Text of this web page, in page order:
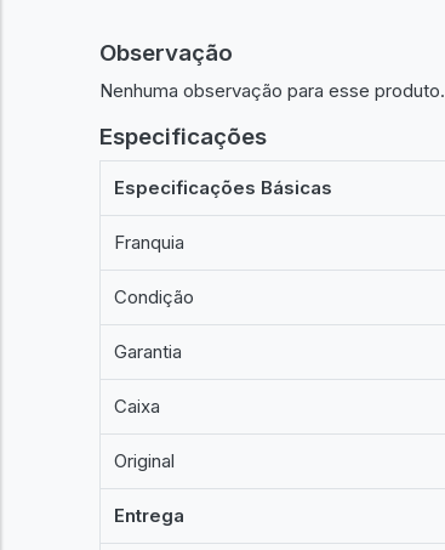
Observação
Nenhuma observação para esse produto.
Especificações
Especificações Básicas
Franquia
Condição
Garantia
Caixa
Original
Entrega